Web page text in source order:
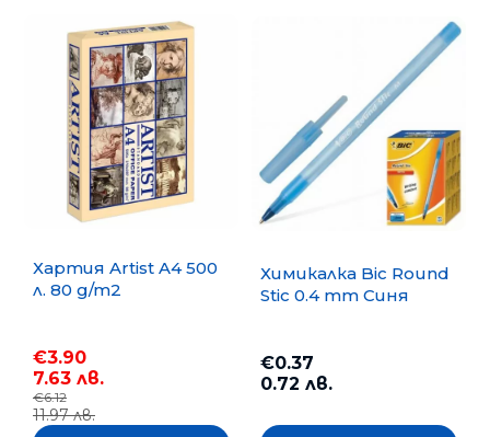
Хартия Artist A4 500
л. 80 g/m2
€3.90
7.63 лв.
€6.12
11.97 лв.
Химикалка Bic Round
Stic 0.4 mm Синя
€0.37
0.72 лв.